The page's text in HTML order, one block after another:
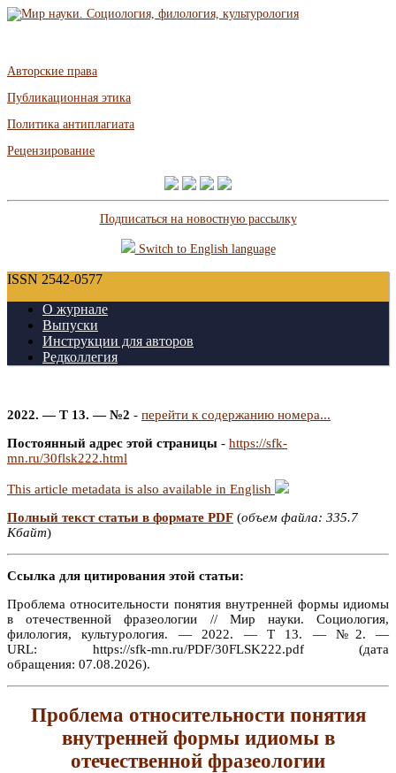
Авторские права
Публикационная этика
Политика антиплагиата
Рецензирование
Подписаться на новостную рассылку
Switch to English language
ISSN 2542-0577
О журнале
Выпуски
Инструкции для авторов
Редколлегия
2022. — Т 13. — №2 - перейти к содержанию номера...
Постоянный адрес этой страницы - https://sfk-
mn.ru/30flsk222.html
This article metadata is also available in English
Полный текст статьи в формате PDF (объем файла: 335.7
Кбайт)
Ссылка для цитирования этой статьи:
Проблема относительности понятия внутренней формы идиомы
в отечественной фразеологии // Мир науки. Социология,
филология, культурология. — 2022. — Т 13. — №2. —
URL: https://sfk-mn.ru/PDF/30FLSK222.pdf (дата
обращения: 07.08.2026).
Проблема относительности понятия
внутренней формы идиомы в
отечественной фразеологии